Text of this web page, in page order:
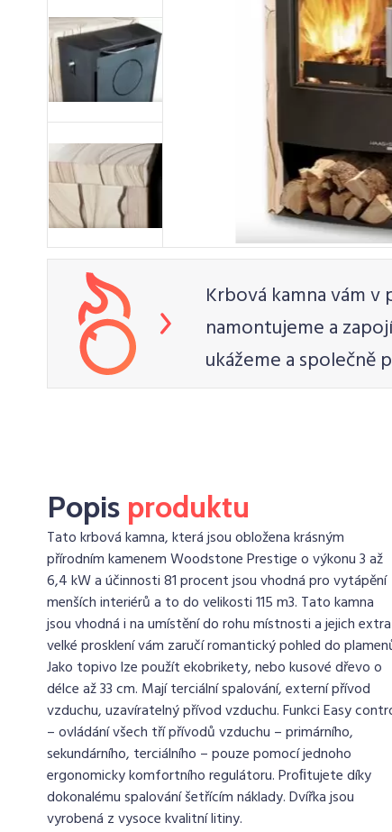
Krbová kamna vám v
namontujeme a
ukážeme a společně
Popis produktu
Tato krbová kamna, která jsou obložena krásným
přírodním kamenem Woodstone Prestige o výkonu 3 až
6,4 kW a účinnosti 81 procent jsou vhodná pro vytápění
menších interiérů a to do velikosti 115 m3. Tato kamna
jsou vhodná i na umístění do rohu místnosti a jejich extra
velké prosklení vám zaručí romantický pohled do
Jako topivo lze použít ekobrikety, nebo kusové dřevo o
délce až 33 cm. Mají terciální spalování, externí přívod
vzduchu, uzavíratelný přívod vzduchu. Funkci Easy
– ovládání všech tří přívodů vzduchu – primárního,
sekundárního, terciálního – pouze pomocí jednoho
ergonomicky komfortního regulátoru. Proﬁtujete díky
dokonalému spalování šetřícím náklady. Dvířka jsou
vyrobená z vysoce kvalitní litiny.